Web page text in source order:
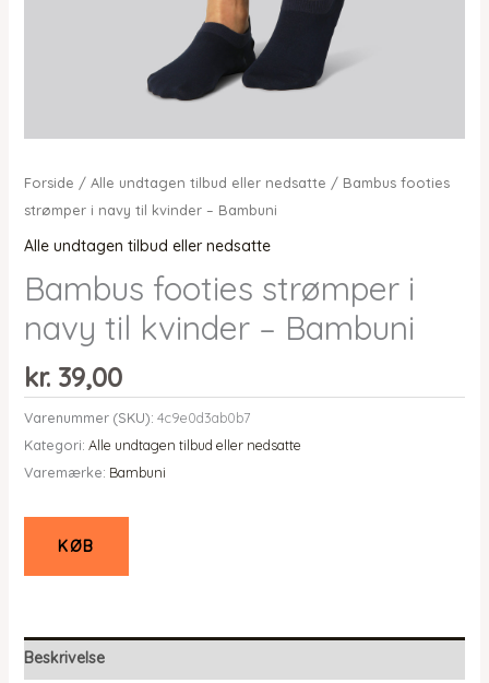
Forside / Alle undtagen tilbud eller nedsatte / Bambus footies
strømper i navy til kvinder – Bambuni
Alle undtagen tilbud eller nedsatte
Bambus footies strømper i
navy til kvinder – Bambuni
kr.39,00
Varenummer (SKU): 4c9e0d3ab0b7
Kategori: Alle undtagen tilbud eller nedsatte
Varemærke: Bambuni
KØB
Beskrivelse